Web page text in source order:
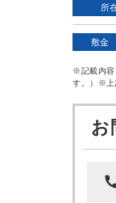
所
敷金
※記載内容
す。）※上
お